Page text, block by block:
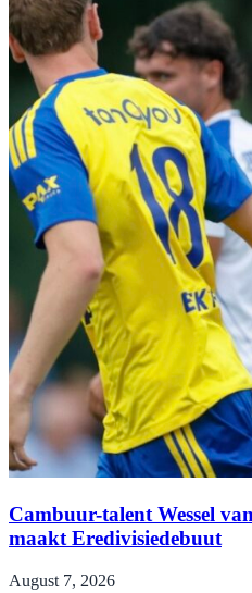
Cambuur-talent Wessel
maakt Eredivisiedebuut
August 7, 2026